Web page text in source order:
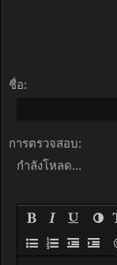
ชื่อ:
การตรวจสอบ:
กำลังโหลด...